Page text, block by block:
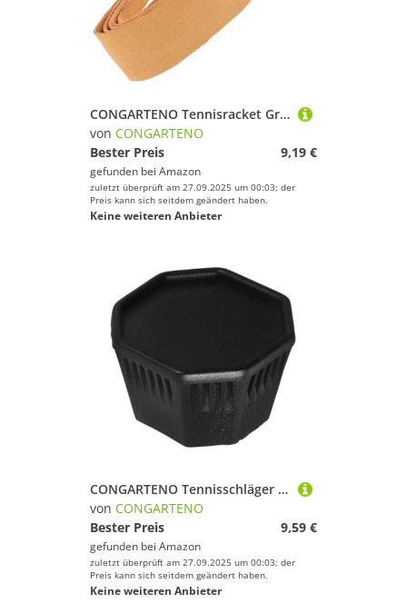
CONGARTENO Tennisracket Griffband aus Langlebigem PU Rutschfestes Selbstklebendes Overgrip Tape für Tennis und Badmintonschläger Schweißabsorbierend in Neutralem Kamelton für Sicheren Halt
von CONGARTENO
Bester Preis
9,19 €
gefunden bei Amazon
zuletzt überprüft am 27.09.2025 um 00:03; der
Preis kann sich seitdem geändert haben.
Keine weiteren Anbieter
CONGARTENO Tennisschläger Endkappe Schutzabdeckung Langlebig Leicht für Badminton Tennisschläger Griff Verbesserte Performance Einfache Montage Kompakt und Tragbar
von CONGARTENO
Bester Preis
9,59 €
gefunden bei Amazon
zuletzt überprüft am 27.09.2025 um 00:03; der
Preis kann sich seitdem geändert haben.
Keine weiteren Anbieter